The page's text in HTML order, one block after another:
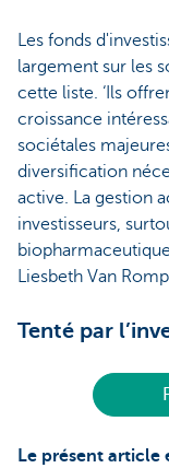
Les fonds
largement sur les
cette liste. ‘Ils
croissance
sociétales
diversification
active. La gestion
investisseurs,
Liesbeth Van
Tenté par
Le présent